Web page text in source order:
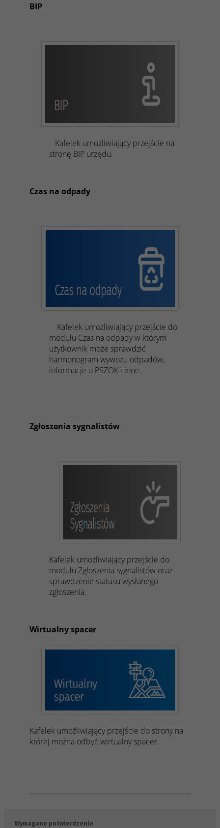
BIP
Kafelek umożliwiający przejście na
stronę BIP urzędu.
Czas na odpady
Kafelek umożliwiający przejście do
modułu Czas na odpady w którym
użytkownik może sprawdzić
harmonogram wywozu odpadów,
informacje o PSZOK i inne.
Zgłoszenia sygnalistów
Kafelek umożliwiający przejście do
modułu Zgłoszenia sygnalistów oraz
sprawdzenie statusu wysłanego
zgłoszenia.
Wirtualny spacer
Kafelek umożliwiający przejście do strony na
której można odbyć wirtualny spacer.
Wymagane potwierdzenie